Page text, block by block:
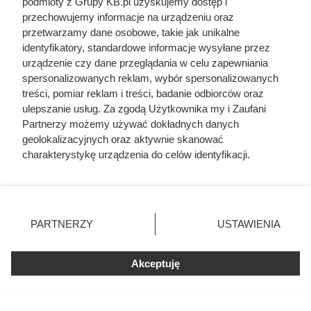
Coraz mniej sklepów Carrefour w Polsce.
Dowiedzieliśmy się, co dalej z tą siecią w Polsce
Odarci ze skóry, rozcięci piłą i przybici do krzyża
głową w dół. Mroczny i krwawy koniec uczniów
Chrystusa
Tego złomu skup może nie przyjąć. Przy
Twój ogród może kwitnąć do pierwszych
przymrozków. Wystarczy teraz posadzić te kwiaty
przechowujemy informacje na urządzeniu oraz
przetwarzamy dane osobowe, takie jak unikalne
identyfikatory, standardowe informacje wysyłane przez
urządzenie czy dane przeglądania w celu zapewniania
spersonalizowanych reklam, wybór spersonalizowanych
treści, pomiar reklam i treści, badanie odbiorców oraz
ulepszanie usług. Za zgodą Użytkownika my i Zaufani
Partnerzy możemy używać dokładnych danych
geolokalizacyjnych oraz aktywnie skanować
charakterystykę urządzenia do celów identyfikacji.
zmienić/wycofać klikając przycisk ustawień prywatności
znajdujący się w lewym dolnym rogu strony. Niektóre
użytkownika, ale masz prawo sprzeciwić się takiemu
przetwarzaniu. Preferencje będą miały zastosowania tylko
PARTNERZY USTAWIENIA
Akceptuję